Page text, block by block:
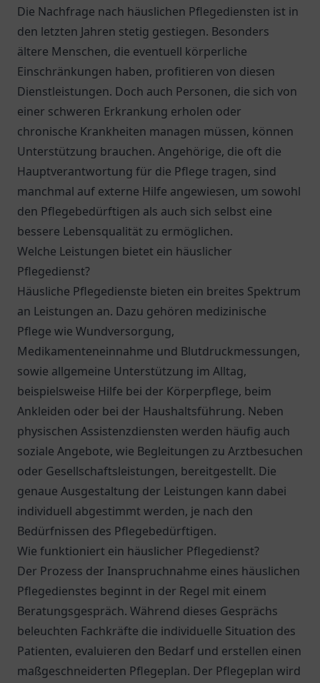
Die Nachfrage nach häuslichen Pflegediensten ist in
den letzten Jahren stetig gestiegen. Besonders
ältere Menschen, die eventuell körperliche
Einschränkungen haben, profitieren von diesen
Dienstleistungen. Doch auch Personen, die sich von
einer schweren Erkrankung erholen oder
chronische Krankheiten managen müssen, können
Unterstützung brauchen. Angehörige, die oft die
Hauptverantwortung für die Pflege tragen, sind
manchmal auf externe Hilfe angewiesen, um sowohl
den Pflegebedürftigen als auch sich selbst eine
bessere Lebensqualität zu ermöglichen.
Welche Leistungen bietet ein häuslicher
Pflegedienst?
Häusliche Pflegedienste bieten ein breites Spektrum
an Leistungen an. Dazu gehören medizinische
Pflege wie Wundversorgung,
Medikamenteneinnahme und Blutdruckmessungen,
sowie allgemeine Unterstützung im Alltag,
beispielsweise Hilfe bei der Körperpflege, beim
Ankleiden oder bei der Haushaltsführung. Neben
physischen Assistenzdiensten werden häufig auch
soziale Angebote, wie Begleitungen zu Arztbesuchen
oder Gesellschaftsleistungen, bereitgestellt. Die
genaue Ausgestaltung der Leistungen kann dabei
individuell abgestimmt werden, je nach den
Bedürfnissen des Pflegebedürftigen.
Wie funktioniert ein häuslicher Pflegedienst?
Der Prozess der Inanspruchnahme eines häuslichen
Pflegedienstes beginnt in der Regel mit einem
Beratungsgespräch. Während dieses Gesprächs
beleuchten Fachkräfte die individuelle Situation des
Patienten, evaluieren den Bedarf und erstellen einen
maßgeschneiderten Pflegeplan. Der Pflegeplan wird